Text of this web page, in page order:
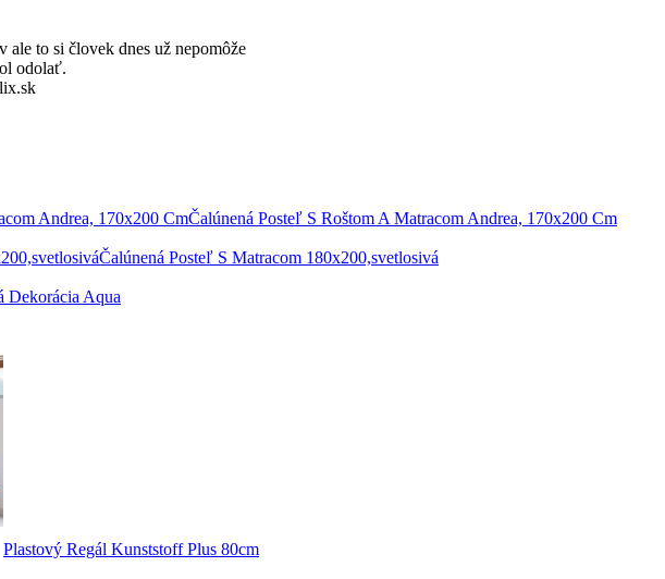
ale to si človek dnes už nepomôže
odolať.
Čalúnená Posteľ S Roštom A Matracom Andrea, 170x200 Cm
Čalúnená Posteľ S Matracom 180x200,svetlosivá
Dekorácia Aqua
Plastový Regál Kunststoff Plus 80cm